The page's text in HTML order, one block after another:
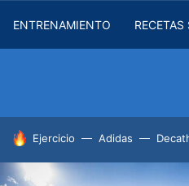
ENTRENAMIENTO RECETAS
HOY SE HABLA DE
Ejercicio Adidas